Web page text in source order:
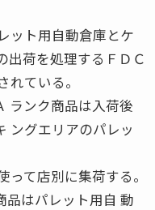
ット用自動倉庫とケ
出荷を処理するＦＤＣ
ている。
ランク商品は入荷後
ングエリアのパレッ
て店別に集荷する。
品はパレット用自 動